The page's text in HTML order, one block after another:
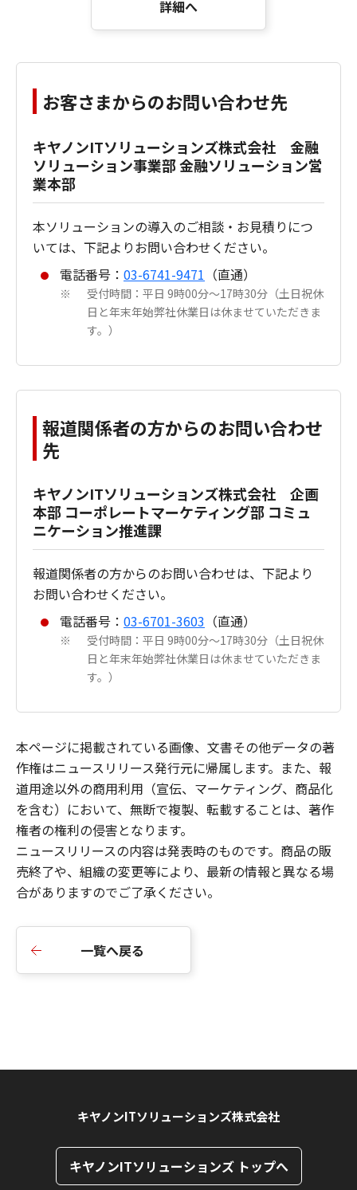
詳細へ
お客さまからのお問い合わせ先
キヤノンITソリューションズ株式会社 金融
ソリューション事業部 金融ソリューション営
業本部
本ソリューションの導入のご相談・お見積りにつ
いては、下記よりお問い合わせください。
電話番号： 03-6741-9471 （直通）
※
受付時間：平日 9時00分～17時30分（土日祝休
日と年末年始弊社休業日は休ませていただきま
す。）
報道関係者の方からのお問い合わせ
先
キヤノンITソリューションズ株式会社 企画
本部 コーポレートマーケティング部 コミュ
ニケーション推進課
報道関係者の方からのお問い合わせは、下記より
お問い合わせください。
電話番号： 03-6701-3603 （直通）
※
受付時間：平日 9時00分～17時30分（土日祝休
日と年末年始弊社休業日は休ませていただきま
す。）
本ページに掲載されている画像、文書その他データの著
作権はニュースリリース発行元に帰属します。また、報
道用途以外の商用利用（宣伝、マーケティング、商品化
を含む）において、無断で複製、転載することは、著作
権者の権利の侵害となります。
ニュースリリースの内容は発表時のものです。商品の販
売終了や、組織の変更等により、最新の情報と異なる場
合がありますのでご了承ください。
一覧へ戻る
キヤノンITソリューションズ株式会社
キヤノンITソリューションズ トップへ